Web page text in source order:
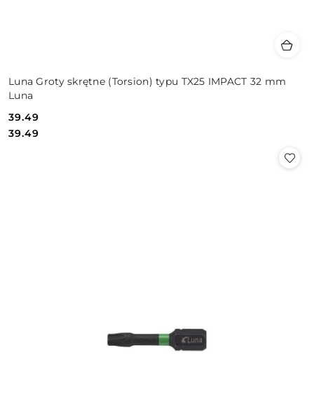
Luna Groty skrętne (Torsion) typu TX25 IMPACT 32 mm
Luna
Cena:
39.49
Cena:
39.49